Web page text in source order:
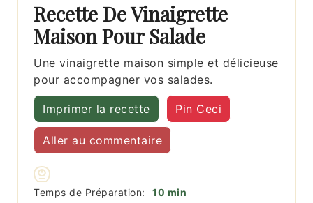
Recette De Vinaigrette
Maison Pour Salade
Une vinaigrette maison simple et délicieuse
pour accompagner vos salades.
Imprimer la recette Pin Ceci
Aller au commentaire
Temps de Préparation: 10 minutes
min